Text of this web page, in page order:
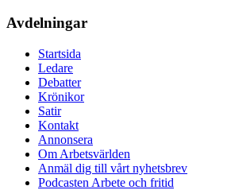
Avdelningar
Startsida
Ledare
Debatter
Krönikor
Satir
Kontakt
Annonsera
Om Arbetsvärlden
Anmäl dig till vårt nyhetsbrev
Podcasten Arbete och fritid